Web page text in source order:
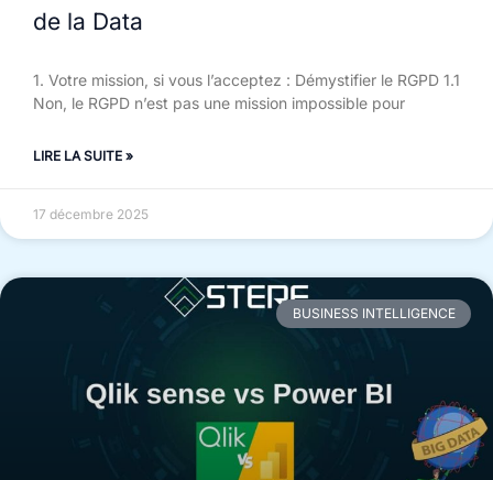
de la Data
1. Votre mission, si vous l’acceptez : Démystifier le RGPD 1.1
Non, le RGPD n’est pas une mission impossible pour
LIRE LA SUITE »
17 décembre 2025
BUSINESS INTELLIGENCE